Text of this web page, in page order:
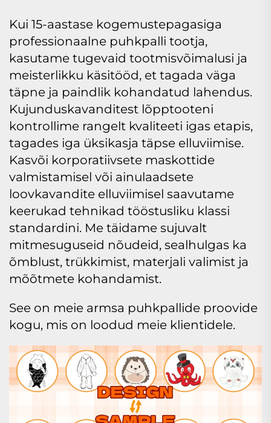
Kui 15-aastase kogemustepagasiga
professionaalne puhkpalli tootja,
kasutame tugevaid tootmisvõimalusi ja
meisterlikku käsitööd, et tagada väga
täpne ja paindlik kohandatud lahendus.
Kujunduskavanditest lõpptooteni
kontrollime rangelt kvaliteeti igas etapis,
tagades iga üksikasja täpse elluviimise.
Kasvõi korporatiivsete maskottide
valmistamisel või ainulaadsete
loovkavandite elluviimisel saavutame
keerukad tehnikad tööstusliku klassi
standardini. Me täidame sujuvalt
mitmesuguseid nõudeid, sealhulgas ka
õmblust, trükkimist, materjali valimist ja
mõõtmete kohandamist.
See on meie armsa puhkpallide proovide
kogu, mis on loodud meie klientidele.